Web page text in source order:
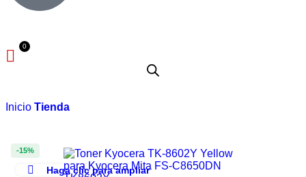
Inicio Tienda
-15%
Haga clic para ampliar